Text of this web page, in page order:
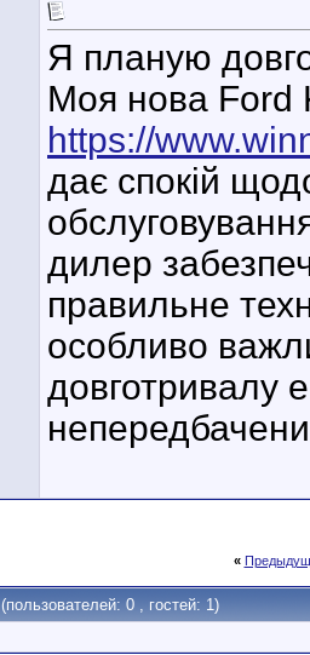
Я планую
Моя нова Ford
https://
дає спокій
дилер
правильне
особливо
довготривалу
«
(пользователей: 0 , гостей: 1)